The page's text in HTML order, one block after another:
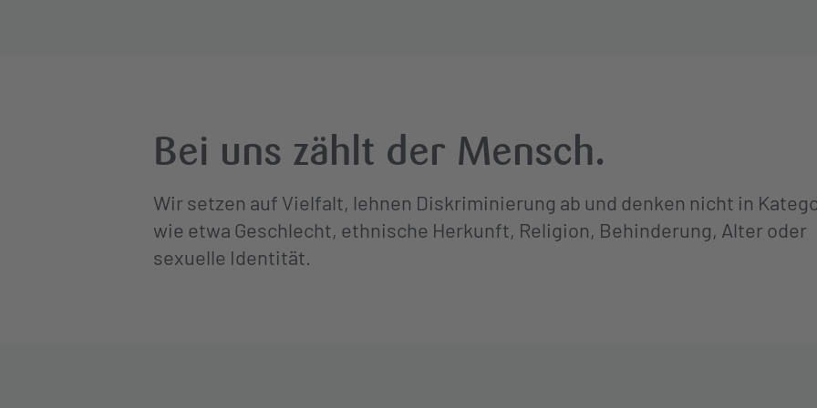
Bei uns zählt der Mensch.
Wir setzen auf Vielfalt, lehnen Diskriminierung ab und denken nicht in
wie etwa Geschlecht, ethnische Herkunft, Religion, Behinderung, Alter oder
sexuelle Identität.